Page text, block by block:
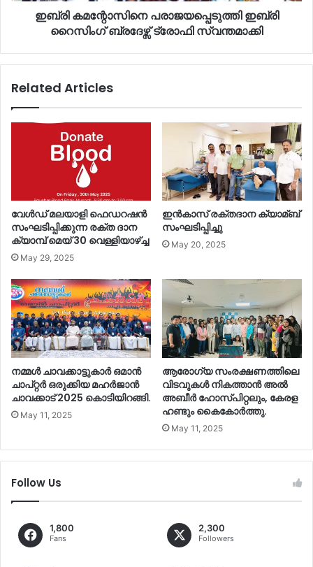
ഇബ്രി കമന്റോസിനെ പരാജയപ്പെടുത്തി ഇബ്രി
റൈസിംഗ് ബ്രദേഴ്സ് ട്രോഫി സ്വന്തമാക്കി
Related Articles
വേൾഡ് മലയാളി ഫെഡറഷൻ
സംഘടിപ്പിക്കുന്ന രക്ത ദാന
ക്യാമ്പ് മെയ്‌ 30 വെള്ളിയാഴ്ച്ച
May 29, 2025
ഇൻകാസ് രക്തദാന ക്യാമ്ബ്
സംഘടിപ്പിച്ചു
May 20, 2025
നമ്മൾ ചാവക്കാട്ടുകാർ ഒമാൻ
ചാപ്റ്റർ ഒരുക്കിയ മഹർജാൻ
ചാവക്കാട് 2025 കൊടിയിറങ്ങി.
May 11, 2025
ആരോഗ്യ സംരക്ഷണത്തിലെ
വിടവുകൾ നികത്താൻ അൽ
അബീർ ഹോസ്പിറ്റലും, കേരള
ഹണ്ടും കൈകോർത്തു.
May 11, 2025
Follow Us
1,800
Fans
2,300
Followers